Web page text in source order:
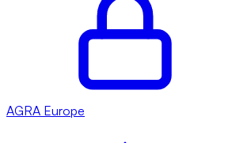
AGRA Europe